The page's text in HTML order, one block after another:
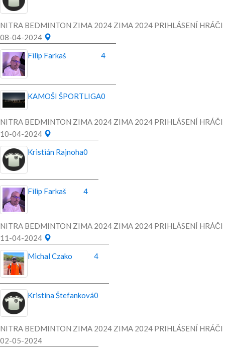
NITRA BEDMINTON ZIMA 2024 ZIMA 2024 PRIHLÁSENÍ HRÁČI
08-04-2024
Filip Farkaš
4
KAMOŠI ŠPORTLIGA0
NITRA BEDMINTON ZIMA 2024 ZIMA 2024 PRIHLÁSENÍ HRÁČI
10-04-2024
Kristián Rajnoha0
Filip Farkaš 4
NITRA BEDMINTON ZIMA 2024 ZIMA 2024 PRIHLÁSENÍ HRÁČI
11-04-2024
Michal Czako
4
Kristína Štefanková0
NITRA BEDMINTON ZIMA 2024 ZIMA 2024 PRIHLÁSENÍ HRÁČI
02-05-2024